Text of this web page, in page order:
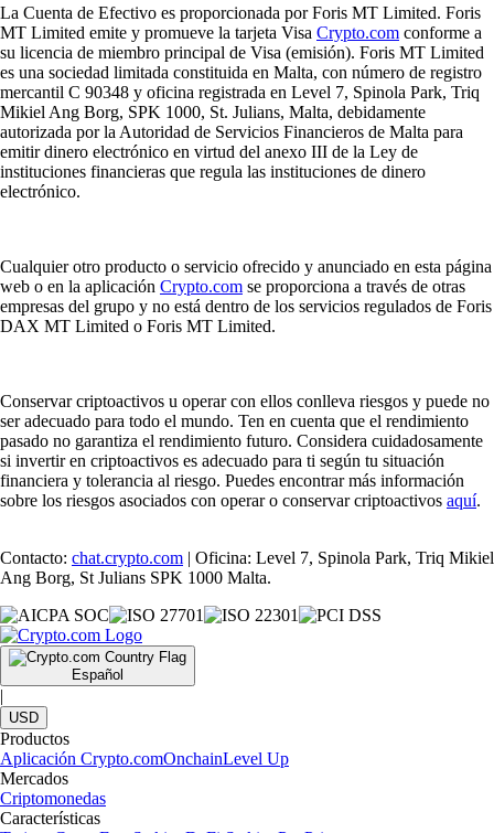
La Cuenta de Efectivo es proporcionada por Foris MT Limited. Foris
MT Limited emite y promueve la tarjeta Visa Crypto.com conforme a
su licencia de miembro principal de Visa (emisión). Foris MT Limited
es una sociedad limitada constituida en Malta, con número de registro
mercantil C 90348 y oficina registrada en Level 7, Spinola Park, Triq
Mikiel Ang Borg, SPK 1000, St. Julians, Malta, debidamente
autorizada por la Autoridad de Servicios Financieros de Malta para
emitir dinero electrónico en virtud del anexo III de la Ley de
instituciones financieras que regula las instituciones de dinero
electrónico.
Cualquier otro producto o servicio ofrecido y anunciado en esta página
web o en la aplicación Crypto.com se proporciona a través de otras
empresas del grupo y no está dentro de los servicios regulados de Foris
DAX MT Limited o Foris MT Limited.
Conservar criptoactivos u operar con ellos conlleva riesgos y puede no
ser adecuado para todo el mundo. Ten en cuenta que el rendimiento
pasado no garantiza el rendimiento futuro. Considera cuidadosamente
si invertir en criptoactivos es adecuado para ti según tu situación
financiera y tolerancia al riesgo. Puedes encontrar más información
sobre los riesgos asociados con operar o conservar criptoactivos aquí.
Contacto: chat.crypto.com | Oficina: Level 7, Spinola Park, Triq Mikiel
Ang Borg, St Julians SPK 1000 Malta.
Español
|
USD
Productos
Aplicación Crypto.comOnchainLevel Up
Mercados
Criptomonedas
Características